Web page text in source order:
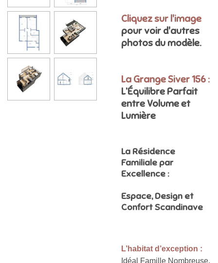
Cliquez sur l'image
pour voir d'autres
photos du modèle.
La Grange Siver 156 :
L’Équilibre Parfait
entre Volume et
Lumière
La Résidence
Familiale par
Excellence :
Espace, Design et
Confort Scandinave
L’habitat d’exception :
Idéal Famille Nombreuse,